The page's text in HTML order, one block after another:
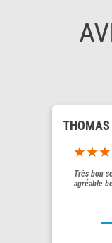
5out
Très bon
agréable